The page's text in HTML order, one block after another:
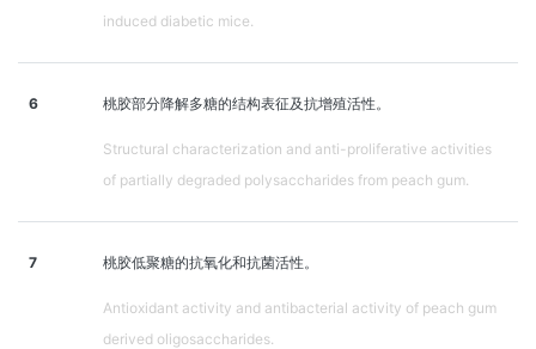
induced diabetic mice.
6 桃胶部分降解多糖的结构表征及抗增殖活性。
Structural characterization and anti-proliferative activities
of partially degraded polysaccharides from peach gum.
7 桃胶低聚糖的抗氧化和抗菌活性。
Antioxidant activity and antibacterial activity of peach gum
derived oligosaccharides.